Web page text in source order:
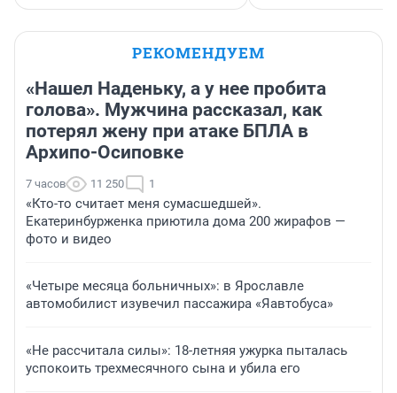
РЕКОМЕНДУЕМ
«Нашел Наденьку, а у нее пробита
голова». Мужчина рассказал, как
потерял жену при атаке БПЛА в
Архипо-Осиповке
7 часов 11 250 1
«Кто-то считает меня сумасшедшей».
Екатеринбурженка приютила дома 200 жирафов —
фото и видео
«Четыре месяца больничных»: в Ярославле
автомобилист изувечил пассажира «Яавтобуса»
«Не рассчитала силы»: 18-летняя ужурка пыталась
успокоить трехмесячного сына и убила его